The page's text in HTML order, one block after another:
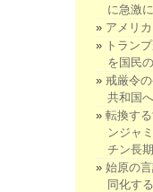
に急激
アメリ
トラン
を国民
戒厳令
共和国へ
転換す
ンジャ
チン長
始原の
同化す